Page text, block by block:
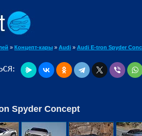
» Концепт-кары » Audi » Audi E-tron Spyder
Spyder Concept